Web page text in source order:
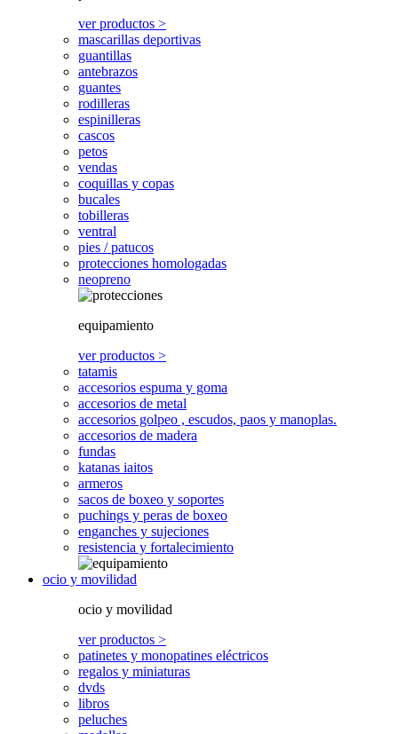
ver productos >
mascarillas deportivas
guantillas
antebrazos
guantes
rodilleras
espinilleras
cascos
petos
vendas
coquillas y copas
bucales
tobilleras
ventral
pies / patucos
protecciones homologadas
neopreno
equipamiento
ver productos >
tatamis
accesorios espuma y goma
accesorios de metal
accesorios golpeo , escudos, paos y manoplas.
accesorios de madera
fundas
katanas iaitos
armeros
sacos de boxeo y soportes
puchings y peras de boxeo
enganches y sujeciones
resistencia y fortalecimiento
ocio y movilidad
ocio y movilidad
ver productos >
patinetes y monopatines eléctricos
regalos y miniaturas
dvds
libros
peluches